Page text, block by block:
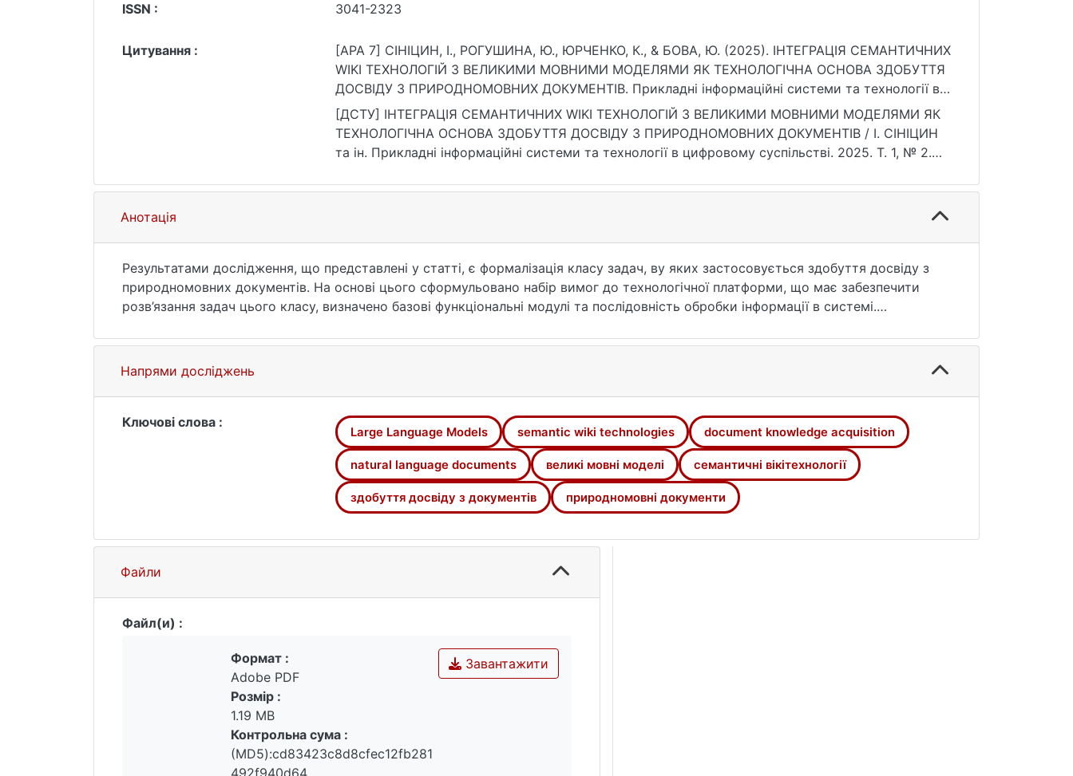
ISSN :
3041-2323
Цитування :
[APA 7] СІНІЦИН, І., РОГУШИНА, Ю., ЮРЧЕНКО, К., & БОВА, Ю. (2025). ІНТЕГРАЦІЯ СЕМАНТИЧНИХ
WIKI ТЕХНОЛОГІЙ З ВЕЛИКИМИ МОВНИМИ МОДЕЛЯМИ ЯК ТЕХНОЛОГІЧНА ОСНОВА ЗДОБУТТЯ
ДОСВІДУ З ПРИРОДНОМОВНИХ ДОКУМЕНТІВ. Прикладні інформаційні системи та технології в
цифровому суспільстві, 1(2). https://doi.org/10.17721/3041-2323.2025.266-305
[ДСТУ] ІНТЕГРАЦІЯ СЕМАНТИЧНИХ WIKI ТЕХНОЛОГІЙ З ВЕЛИКИМИ МОВНИМИ МОДЕЛЯМИ ЯК
ТЕХНОЛОГІЧНА ОСНОВА ЗДОБУТТЯ ДОСВІДУ З ПРИРОДНОМОВНИХ ДОКУМЕНТІВ / І. СІНІЦИН
та ін. Прикладні інформаційні системи та технології в цифровому суспільстві. 2025. Т. 1, № 2.
Анотація
Результатами дослідження, що представлені у статті, є формалізація класу задач, ву яких застосовується здобуття досвіду з
природномовних документів. На основі цього сформульовано набір вимог до технологічної платформи, що має забезпечити
розв’язання задач цього класу, визначено базові функціональні модулі та послідовність обробки інформації в системі.
напрями вдосконалення їх роботи. Щоб обґрунтувати запропонований підхід, проаналізовано переваги інтеграції семантичних
технологій (на прикладі Semantic MediaWiki) з великими мовними моделями, що виступають інструментом здобуття знань на
різних етапах обробки документів. Розглянуті приклади демонструють значні відмінності між задачами проаналізованого класу
та необхідність адаптації запропонованої платформи до їх специфіки.
Напрями досліджень
Ключові слова :
Large Language Models semantic wiki technologies document knowledge acquisition
natural language documents великі мовні моделі семантичні вікітехнології
здобуття досвіду з документів природномовні документи
Файли
Файл(и) :
Завантажити
Формат :
Adobe PDF
Розмір :
1.19 MB
Контрольна сума :
(MD5):cd83423c8d8cfec12fb281
492f940d64